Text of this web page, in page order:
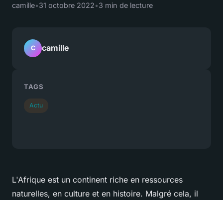
camille•31 octobre 2022•3 min de lecture
L'Afrique est un continent riche en ressources
naturelles, en culture et en histoire. Malgré cela, il
C camille
TAGS
Actu